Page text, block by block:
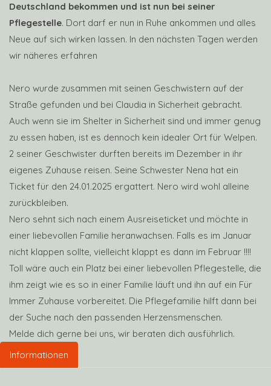
Deutschland bekommen und ist nun bei seiner
Pflegestelle. Dort darf er nun in Ruhe ankommen und alles
Neue auf sich wirken lassen. In den nächsten Tagen werden
wir näheres erfahren
Nero wurde zusammen mit seinen Geschwistern auf der
Straße gefunden und bei Claudia in Sicherheit gebracht.
Auch wenn sie im Shelter in Sicherheit sind und immer genug
zu essen haben, ist es dennoch kein idealer Ort für Welpen.
2 seiner Geschwister durften bereits im Dezember in ihr
eigenes Zuhause reisen. Seine Schwester Nena hat ein
Ticket für den 24.01.2025 ergattert. Nero wird wohl alleine
zurückbleiben.
Nero sehnt sich nach einem Ausreiseticket und möchte in
einer liebevollen Familie heranwachsen. Falls es im Januar
nicht klappen sollte, vielleicht klappt es dann im Februar !!!!
Toll wäre auch ein Platz bei einer liebevollen Pflegestelle, die
ihm zeigt wie es so in einer Familie läuft und ihn auf ein Für
Immer Zuhause vorbereitet. Die Pflegefamilie hilft dann bei
der Suche nach den passenden Herzensmenschen.
Melde dich gerne bei uns, wir beraten dich ausführlich.
Informationen